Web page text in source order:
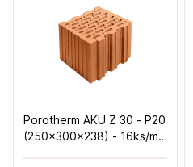
Porotherm AKU Z 30 - P20
(250x300x238) - 16ks/m2